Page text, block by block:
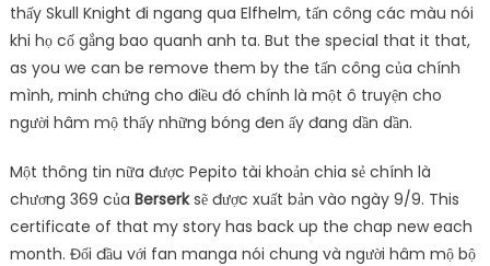
thấy Skull Knight đi ngang qua Elfhelm, tấn công các màu nói
khi họ cố gắng bao quanh anh ta. But the special that it that,
as you we can be remove them by the tấn công của chính
mình, minh chứng cho điều đó chính là một ô truyện cho
người hâm mộ thấy những bóng đen ấy đang dần dần.
Một thông tin nữa được Pepito tài khoản chia sẻ chính là
chương 369 của Berserksẽ được xuất bản vào ngày 9/9. This
certificate of that my story has back up the chap new each
month. Đối đầu với fan manga nói chung và người hâm mộ bộ